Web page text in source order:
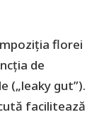
florei
de
(„leaky gut”).
facilitează